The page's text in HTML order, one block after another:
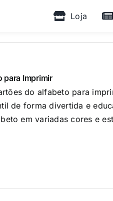
Loja
para Imprimir
do alfabeto para
de forma divertida e
em variadas cores e